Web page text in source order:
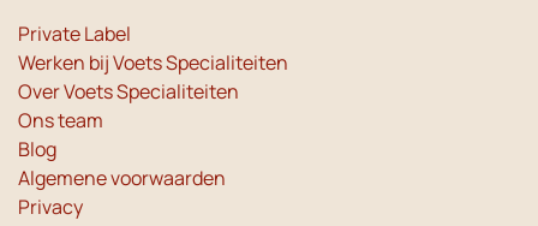
Private Label
Werken bij Voets Specialiteiten
Over Voets Specialiteiten
Ons team
Blog
Algemene voorwaarden
Privacy